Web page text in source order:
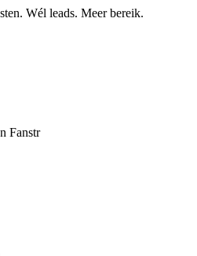
Wél leads. Meer bereik.
Fanstr